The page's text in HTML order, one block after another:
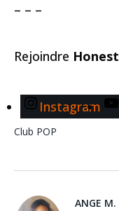
– – –
Rejoindre Honest
Instagram
Club POP
ANGE M.